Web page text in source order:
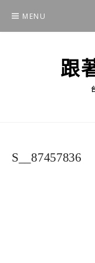
content
MENU
跟
S__87457836